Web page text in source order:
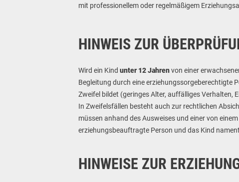
mit professionellem oder regelmäßigem
HINWEIS ZUR
Wird ein Kind unter 12 Jahrenvon einer
Begleitung durch eine erziehungssorgeberechtigte
Zweifel bildet (geringes Alter, auffälliges Verhalten,
In Zweifelsfällen besteht auch zur rechtlichen
müssen anhand des Ausweises und einer von
erziehungsbeauftragte Person und das Kind
HINWEISE ZUR